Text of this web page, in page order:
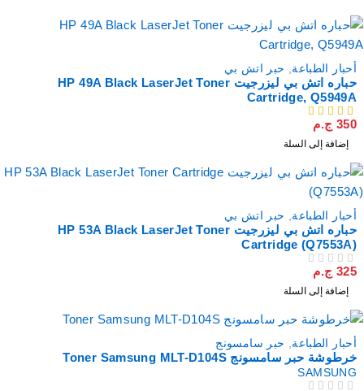
أحبار الطباعة, حبر اتش بي
حباره اتش بي ليزرجيت HP 49A Black LaserJet Toner
Cartridge, Q5949A
350 ج.م
إضافة إلى السلة
أحبار الطباعة, حبر اتش بي
حباره اتش بي ليزرجيت HP 53A Black LaserJet Toner
Cartridge (Q7553A)
325 ج.م
إضافة إلى السلة
أحبار الطباعة, حبر سامسونج
خرطوشة حبر سامسونج Toner Samsung MLT-D104S
SAMSUNG